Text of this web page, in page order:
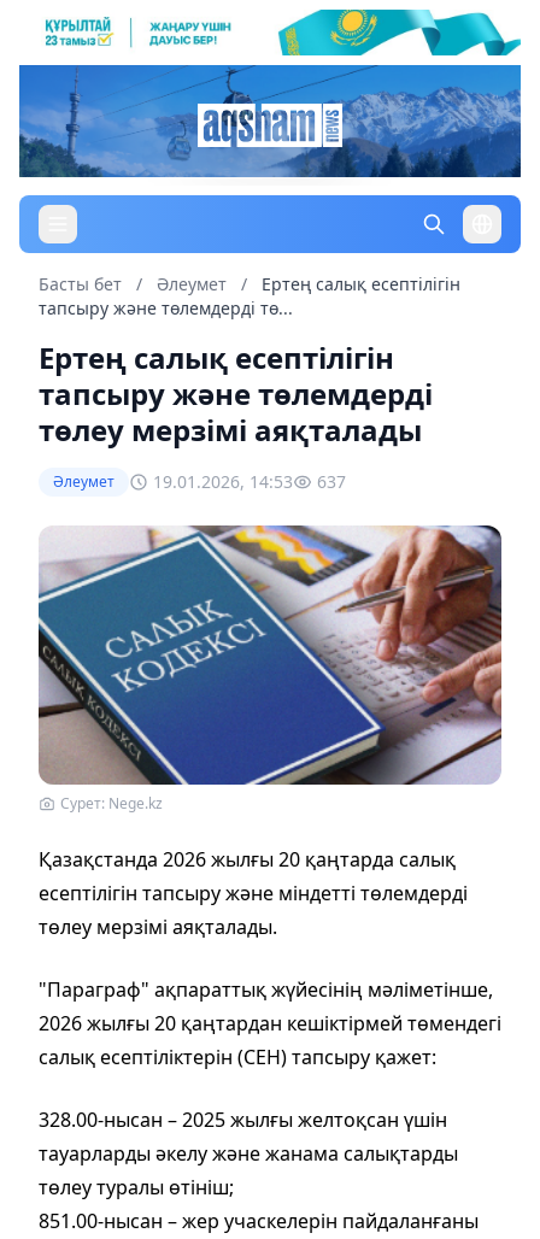
Басты бет / Әлеумет /
Ертең салық есептілігін
тапсыру және төлемдерді тө...
Ертең салық есептілігін
тапсыру және төлемдерді
төлеу мерзімі аяқталады
Әлеумет 19.01.2026, 14:53 637
Сурет: Nege.kz
Қазақстанда 2026 жылғы 20 қаңтарда салық
есептілігін тапсыру және міндетті төлемдерді
төлеу мерзімі аяқталады.
"Параграф" ақпараттық жүйесінің мәліметінше,
2026 жылғы 20 қаңтардан кешіктірмей төмендегі
салық есептіліктерін (СЕН) тапсыру қажет:
328.00-нысан – 2025 жылғы желтоқсан үшін
тауарларды әкелу және жанама салықтарды
төлеу туралы өтініш;
851.00-нысан – жер учаскелерін пайдаланғаны